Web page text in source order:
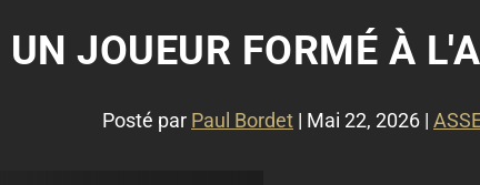
UN JOUEUR FORMÉ À
Posté par Paul Bordet | Mai 22, 2026 |